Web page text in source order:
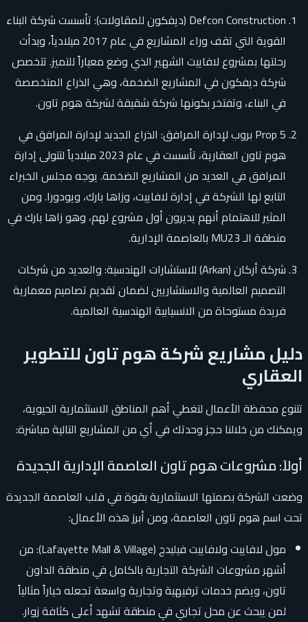
Defcon Construction (ديفكون للمقاولات): تأسست شركة البناء
القوية التي تقف وراء المشاريع في عام 2017 ميلادياً، وبدأت
رحلتها بمشروع لافاييت الشهير الذي وضع معياراً للتميز. تتخصص
شركة ديفكون في المشاريع الضخمة، وهي الذراع المتخصصة
في البناء، وتفتخر بكونها شركة شقيقة لشركة هوم تاون.
5 Prop بروب لإدارة المرافق: الذراع الجديد لإدارة المرافق في
هوم تاون العقارية، تأسست في عام 2023 ميلادياً لتتولى إدارة
المرافق في العديد من المشاريع الضخمة. يوجه مجلس الخبراء
التابع لها الشركة في إدارة لافاييت، وزاها بارك، ويودورا. ومن
المثير للاهتمام أنهم يديرون أول مشروع لهم، وهو زاها بارك في
منطقة الـ MU23 بالعاصمة الإدارية.
شركة أركان (Arkan) للاستشارات الهندسية: والعديد من شركات
التصميم العالمية والاستشاريين لضمان تقديم تصاميم معمارية
فريدة مستوحاة من الانسيابية الهندسية العالمية.
دليل مشاريع شركة هوم تاون للتطوير
العقاري
تتنوع محفظة الأعمال لتغطي أهم المناطق الاستثمارية الحيوية،
ويمكنك من خلالنا حجز وحدتك في أي من المشاريع التالية مباشرة:
أولاً: مشروعات هوم تاون العاصمة الإدارية الجديدة
وضعت الشركة بصمتها الاستثمارية بقوة في قلب العاصمة الجديدة
تحت اسم هوم تاون العاصمة، ومن أبرز هذه الأعمال:
مول لافاييت ولافاييت فيليدج (Lafayette Mall & Village): من
أشهر مشروعات الشركة التجارية بالكامل في منطقة الداون
تاون، ويضم خدمات ترفيهية وتجارية واسعة تجعله خياراً مثالياً
لمن يبحث عن محل تجاري في منطقة تشهد أعلى كثافة زوار.